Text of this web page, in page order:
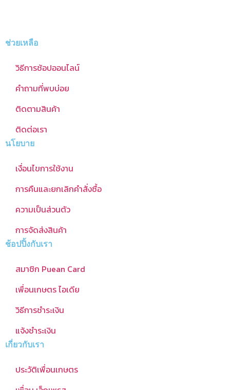
ช่วยเหลือ
วิธีการช้อปออนไลน์
คำถามที่พบบ่อย
ติดตามสินค้า
ติดต่อเรา
นโยบาย
เงื่อนไขการใช้งาน
การคืนและยกเลิกคำสั่งซื้อ
ความเป็นส่วนตัว
การจัดส่งสินค้า
ช้อปปิ้งกับเรา
สมาชิก Puean Card
เพื่อนเกษตร ไอเดีย
วิธีการชำระเงิน
แจ้งชำระเงิน
เกี่ยวกับเรา
ประวัติเพื่อนเกษตร